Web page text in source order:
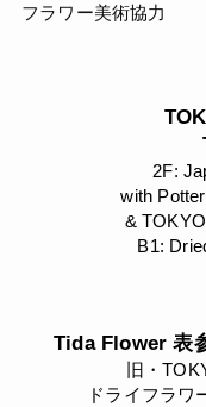
フラワー美術協力
2F:
with
&
B1:
Tida Flower 表
旧・
ドライフラワ